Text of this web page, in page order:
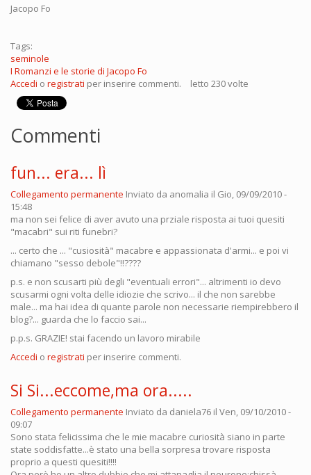
Jacopo Fo
Tags:
seminole
I Romanzi e le storie di Jacopo Fo
Accedi o registrati per inserire commenti. letto 230 volte
Commenti
fun... era... lì
Collegamento permanente Inviato da anomalia il Gio, 09/09/2010 -
15:48
ma non sei felice di aver avuto una prziale risposta ai tuoi quesiti
"macabri" sui riti funebri?
... certo che ... "cusiosità" macabre e appassionata d'armi... e poi vi
chiamano "sesso debole"!!????
p.s. e non scusarti più degli "eventuali errori"... altrimenti io devo
scusarmi ogni volta delle idiozie che scrivo... il che non sarebbe
male... ma hai idea di quante parole non necessarie riempirebbero il
blog?... guarda che lo faccio sai...
p.p.s. GRAZIE! stai facendo un lavoro mirabile
Accedi o registrati per inserire commenti.
Si Si...eccome,ma ora.....
Collegamento permanente Inviato da daniela76 il Ven, 09/10/2010 -
09:07
Sono stata felicissima che le mie macabre curiosità siano in parte
state soddisfatte...è stato una bella sorpresa trovare risposta
proprio a questi quesiti!!!!